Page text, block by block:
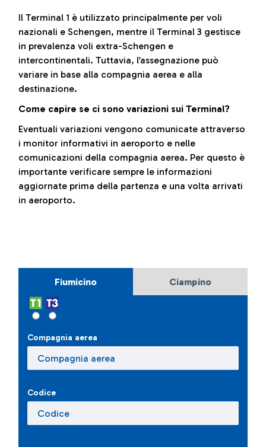
Il Terminal 1 è utilizzato principalmente per voli
nazionali e Schengen, mentre il Terminal 3 gestisce
in prevalenza voli extra-Schengen e
intercontinentali. Tuttavia, l’assegnazione può
variare in base alla compagnia aerea e alla
destinazione.
Come capire se ci sono variazioni sui Terminal?
Eventuali variazioni vengono comunicate attraverso
i monitor informativi in aeroporto e nelle
comunicazioni della compagnia aerea. Per questo è
importante verificare sempre le informazioni
aggiornate prima della partenza e una volta arrivati
in aeroporto.
Fiumicino Ciampino
Compagnia aerea
Codice